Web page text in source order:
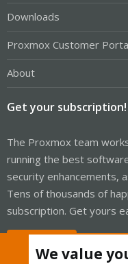
Downloads
Proxmox Customer
About
Get your subscription!
The Proxmox team
running the best
security enhancements,
Tens of thousands of
subscription. Get yours
We value